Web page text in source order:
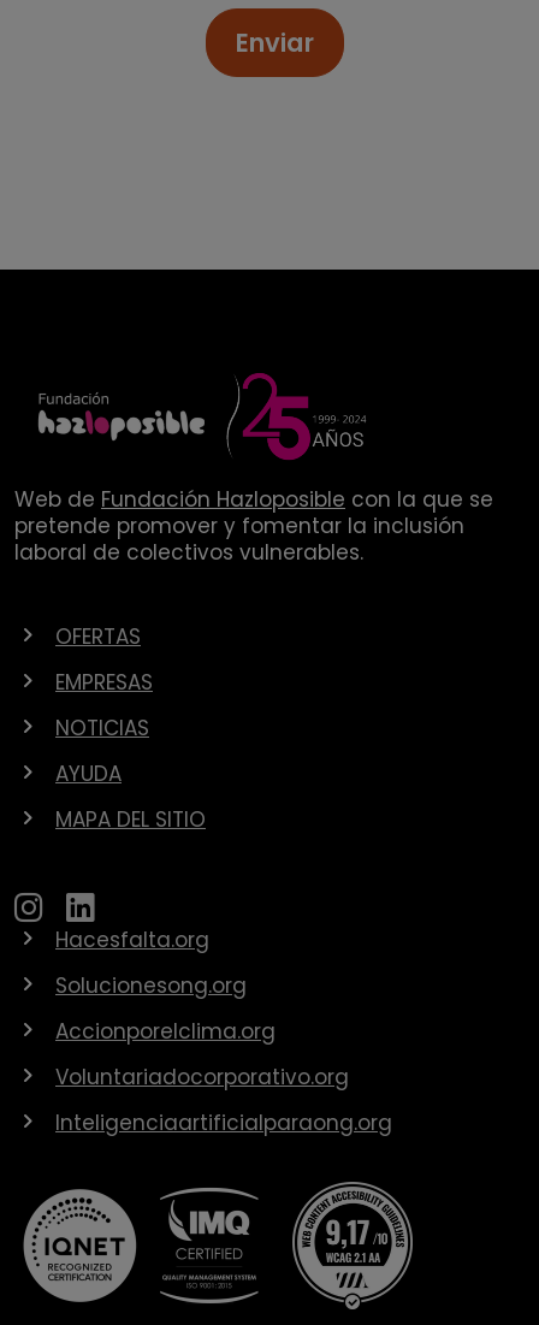
Enviar
Web de Fundación Hazloposible con la que se
pretende promover y fomentar la inclusión
laboral de colectivos vulnerables.
OFERTAS
EMPRESAS
NOTICIAS
AYUDA
MAPA DEL SITIO
Hacesfalta.org
Solucionesong.org
Accionporelclima.org
Voluntariadocorporativo.org
Inteligenciaartificialparaong.org